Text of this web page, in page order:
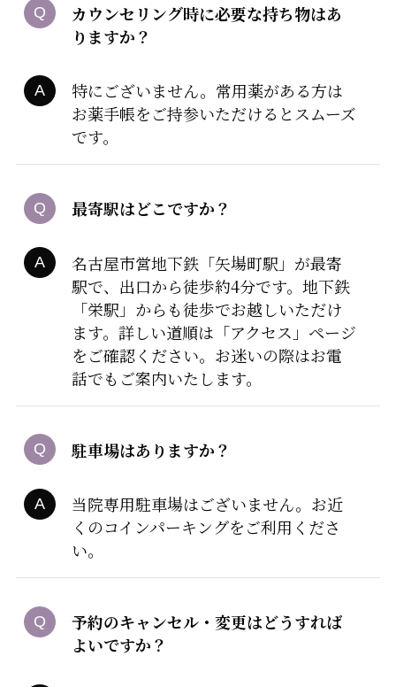
カウンセリング時に必要な持ち物はあ
りますか？
特にございません。常用薬がある方は
お薬手帳をご持参いただけるとスムーズ
です。
最寄駅はどこですか？
名古屋市営地下鉄「矢場町駅」が最寄
駅で、出口から徒歩約4分です。地下鉄
「栄駅」からも徒歩でお越しいただけ
ます。詳しい道順は「アクセス」ページ
をご確認ください。お迷いの際はお電
話でもご案内いたします。
駐車場はありますか？
当院専用駐車場はございません。お近
くのコインパーキングをご利用くださ
い。
予約のキャンセル・変更はどうすれば
よいですか？